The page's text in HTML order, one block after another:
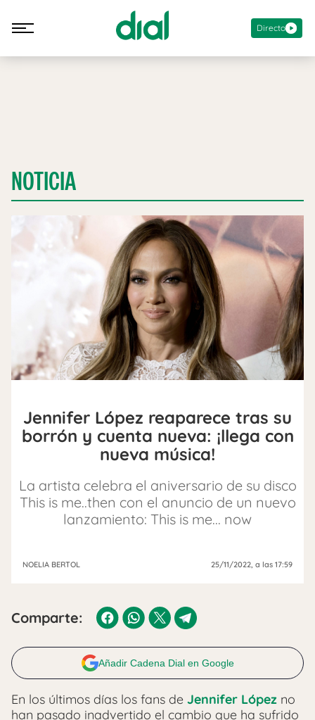
Directo
NOTICIA
Jennifer López reaparece tras su
borrón y cuenta nueva: ¡llega con
nueva música!
La artista celebra el aniversario de su disco
This is me..then con el anuncio de un nuevo
lanzamiento: This is me... now
NOELIA BERTOL 25/11/2022, a las 17:59
Comparte:
Añadir Cadena Dial en Google
En los últimos días los fans de Jennifer López no
han pasado inadvertido el cambio que ha sufrido